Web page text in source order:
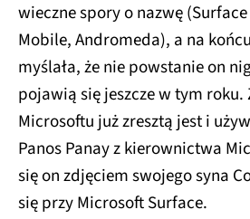
wieczne spory o nazwę
Mobile, Andromeda), a na
myślała, że nie powstanie on
pojawią się jeszcze w tym
Microsoftu już zresztą jest i
Panos Panay z kierownictwa
się on zdjęciem swojego syna
się przy Microsoft Surface.